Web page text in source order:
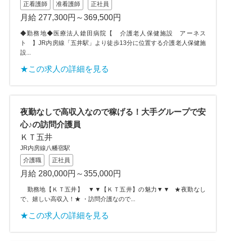
正看護師
准看護師 正社員
月給 277,300円～369,500円
◆勤務地◆医療法人鎗田病院【 介護老人保健施設 アーネス
ト 】JR内房線「五井駅」より徒歩13分に位置する介護老人保健施
設...
★この求人の詳細を見る
夜勤なしで高収入なので稼げる！大手グループで安
心♪の訪問介護員
ＫＴ五井
JR内房線八幡宿駅
介護職
正社員
月給 280,000円～355,000円
勤務地【ＫＴ五井】 ▼▼【ＫＴ五井】の魅力▼▼ ★夜勤なし
で、嬉しい高収入！★ ・訪問介護なので...
★この求人の詳細を見る